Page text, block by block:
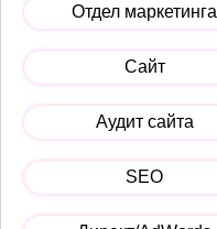
Отдел маркетинга
Сайт
Аудит сайта
SEO